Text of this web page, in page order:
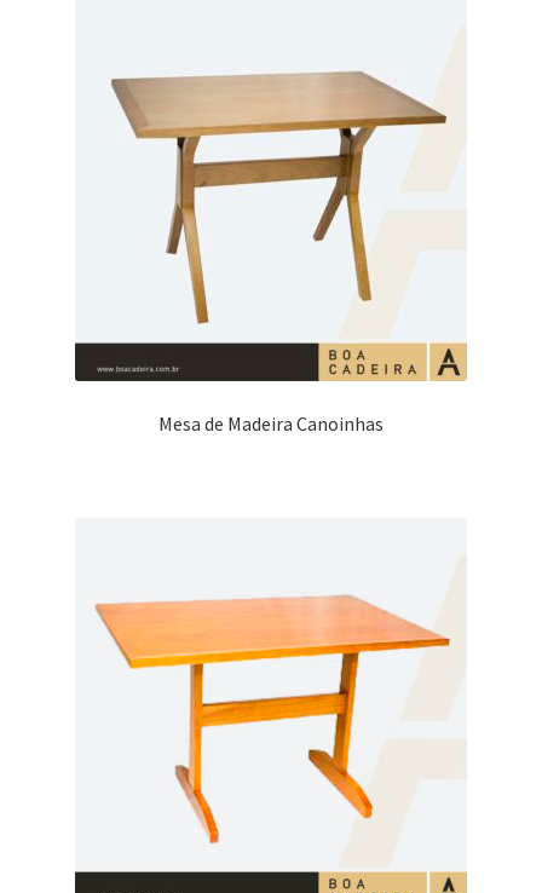
Crepe e Revestimentos Sintéticos
Home
Política de reembolso e devoluções
Mesa de Madeira Canoinhas